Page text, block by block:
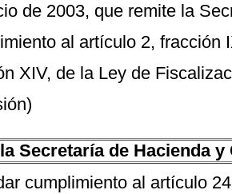
de 2003, que remite la
al artículo 2,
XIV, de la Ley de
Secretaría de Hacienda
cumplimiento al artículo